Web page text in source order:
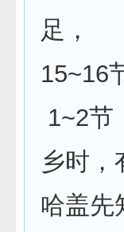
足，
15~16
1~2节
乡时，
哈盖先